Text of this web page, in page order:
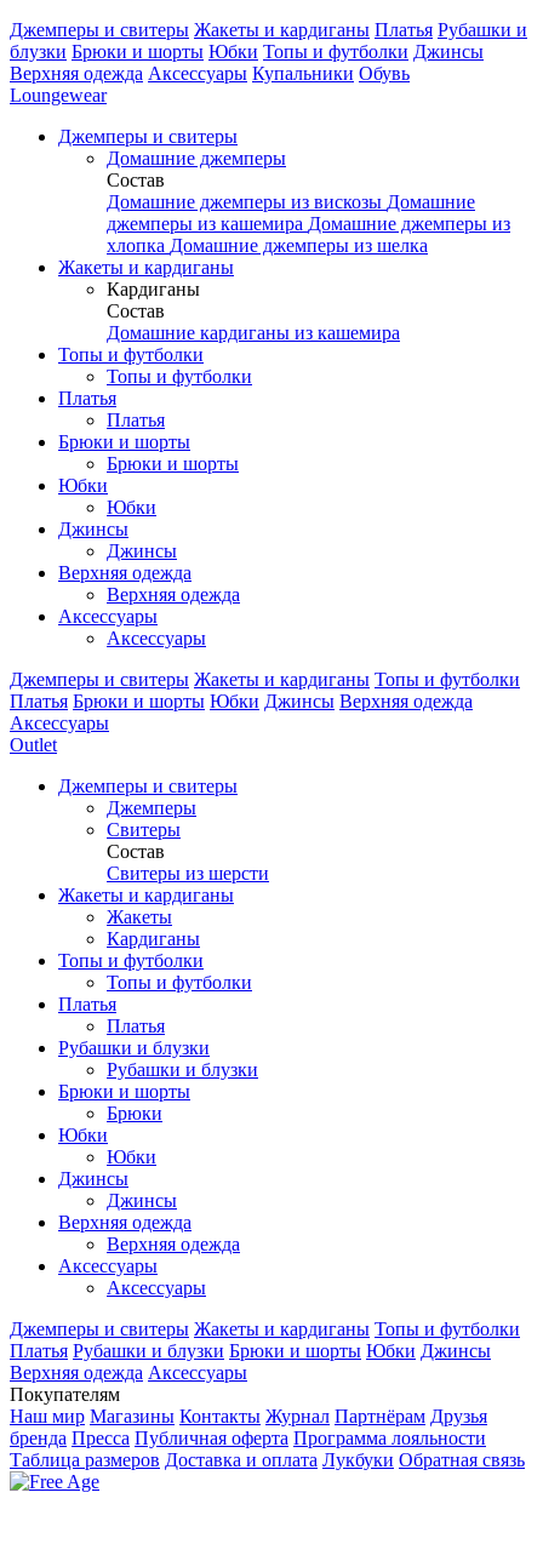
Джемперы и свитеры Жакеты и кардиганы Платья Рубашки и
блузки Брюки и шорты Юбки Топы и футболки Джинсы
Верхняя одежда Аксесcуары Купальники Обувь
Loungewear
Джемперы и свитеры
Домашние джемперы
Состав
Домашние джемперы из вискозы Домашние
джемперы из кашемира Домашние джемперы из
хлопка Домашние джемперы из шелка
Жакеты и кардиганы
Кардиганы
Состав
Домашние кардиганы из кашемира
Топы и футболки
Топы и футболки
Платья
Платья
Брюки и шорты
Брюки и шорты
Юбки
Юбки
Джинсы
Джинсы
Верхняя одежда
Верхняя одежда
Аксессуары
Аксессуары
Джемперы и свитеры Жакеты и кардиганы Топы и футболки
Платья Брюки и шорты Юбки Джинсы Верхняя одежда
Аксессуары
Outlet
Джемперы и свитеры
Джемперы
Свитеры
Состав
Свитеры из шерсти
Жакеты и кардиганы
Жакеты
Кардиганы
Топы и футболки
Топы и футболки
Платья
Платья
Рубашки и блузки
Рубашки и блузки
Брюки и шорты
Брюки
Юбки
Юбки
Джинсы
Джинсы
Верхняя одежда
Верхняя одежда
Аксесcуары
Аксесcуары
Джемперы и свитеры Жакеты и кардиганы Топы и футболки
Платья Рубашки и блузки Брюки и шорты Юбки Джинсы
Верхняя одежда Аксесcуары
Покупателям
Наш мир Магазины Контакты Журнал Партнёрам Друзья
бренда Пресса Публичная оферта Программа лояльности
Таблица размеров Доставка и оплата Лукбуки Обратная связь